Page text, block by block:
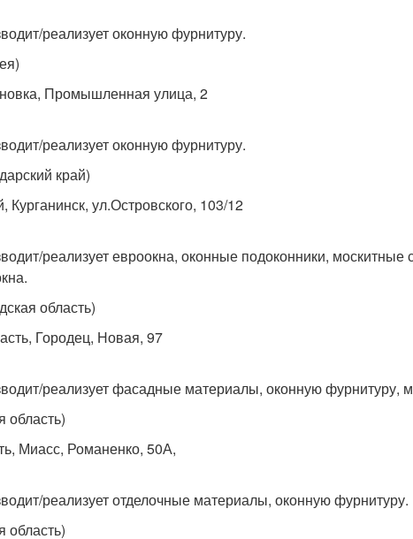
реализует оконную фурнитуру.
Промышленная улица, 2
реализует оконную фурнитуру.
край)
Курганинск, ул.Островского, 103/12
реализует евроокна, оконные подоконники, москитные
область)
Городец, Новая, 97
реализует фасадные материалы, оконную фурнитуру,
область)
Миасс, Романенко, 50А,
реализует отделочные материалы, оконную фурнитуру.
область)